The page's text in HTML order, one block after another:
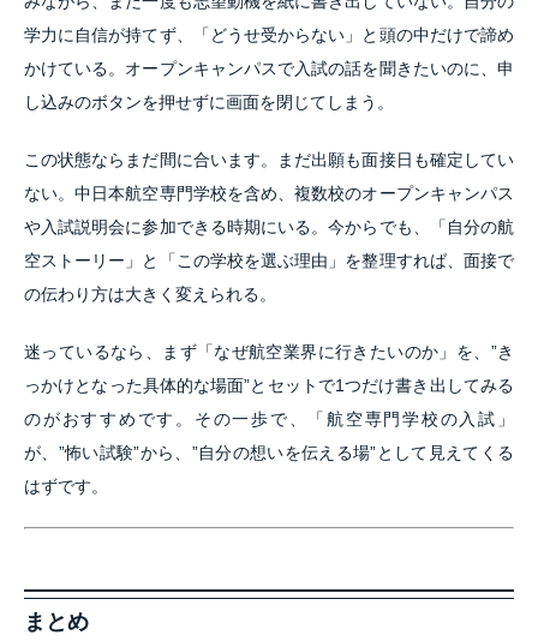
学力に自信が持てず、「どうせ受からない」と頭の中だけで諦め
かけている。オープンキャンパスで入試の話を聞きたいのに、申
し込みのボタンを押せずに画面を閉じてしまう。
この状態ならまだ間に合います。まだ出願も面接日も確定してい
ない。中日本航空専門学校を含め、複数校のオープンキャンパス
や入試説明会に参加できる時期にいる。今からでも、「自分の航
空ストーリー」と「この学校を選ぶ理由」を整理すれば、面接で
の伝わり方は大きく変えられる。
迷っているなら、まず「なぜ航空業界に行きたいのか」を、”き
っかけとなった具体的な場面”とセットで1つだけ書き出してみる
のがおすすめです。その一歩で、「航空専門学校の入試」
が、”怖い試験”から、”自分の想いを伝える場”として見えてくる
はずです。
まとめ